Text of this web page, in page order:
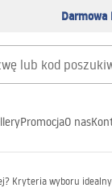
Darmowa
PromocjaO nas
Kryteria wyboru